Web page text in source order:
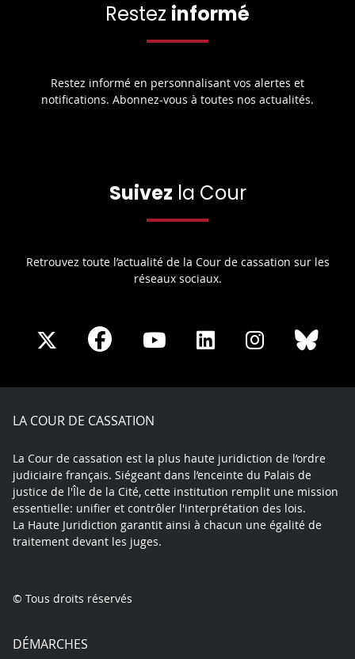
Restez informé
Restez informé en personnalisant vos alertes et
notifications. Abonnez-vous à toutes nos actualités.
Suivez la Cour
Retrouvez toute l’actualité de la Cour de cassation sur les
réseaux sociaux.
Share
X
Share
Facebook
Share
Youtube
Share
LinkedIn
Share
Instagram
LA COUR DE CASSATION
La Cour de cassation est la plus haute juridiction de l’ordre
judiciaire français. Siégeant dans l’enceinte du Palais de
justice de l'Île de la Cité, cette institution remplit une mission
essentielle: unifier et contrôler l'interprétation des lois.
La Haute Juridiction garantit ainsi à chacun une égalité de
traitement devant les juges.
© Tous droits réservés
DÉMARCHES